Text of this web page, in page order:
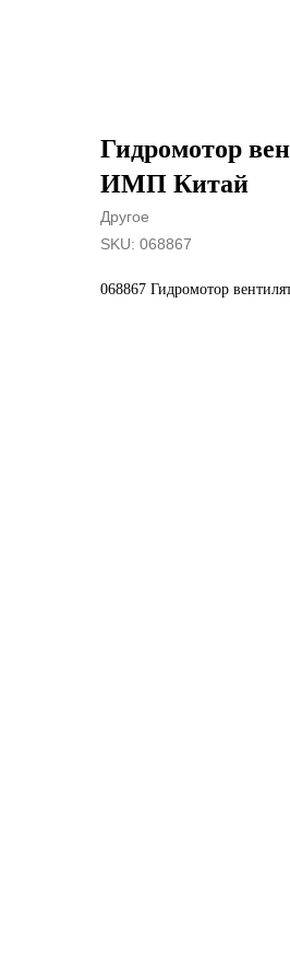
Гидромотор
ИМП Китай
Другое
SKU: 068867
068867 Гидромотор